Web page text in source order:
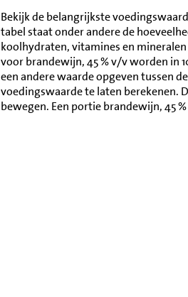
Bekijk de belangrijkste
tabel staat onder andere de
koolhydraten, vitamines en
voor brandewijn, 45 % v/v worden in
een andere waarde opgeven tussen
voedingswaarde te laten berekenen.
bewegen. Een portie brandewijn, 45